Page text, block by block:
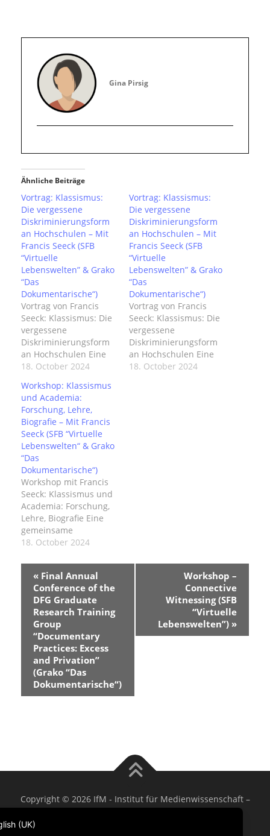
Gina Pirsig
Ähnliche Beiträge
Vortrag: Klassismus:
Die vergessene
Diskriminierungsform
an Hochschulen – Mit
Francis Seeck (SFB
“Virtuelle
Lebenswelten” & Grako
“Das
Dokumentarische“)
Vortrag von Francis
Seeck: Klassismus: Die
vergessene
Diskriminierungsform
an Hochschulen Eine
gemeinsame
1567 und des
Graduiertenkollegs
"Das Dokumentarische"
im Rahmen der Reihe
DOCareer
18. October 2024
Vortrag: Klassismus:
Die vergessene
Diskriminierungsform
an Hochschulen – Mit
Francis Seeck (SFB
“Virtuelle
Lebenswelten” & Grako
“Das
Dokumentarische“)
Vortrag von Francis
Seeck: Klassismus: Die
vergessene
Diskriminierungsform
an Hochschulen Eine
gemeinsame
18. October 2024
Workshop: Klassismus
und Academia:
Forschung, Lehre,
Biografie – Mit Francis
Seeck (SFB “Virtuelle
Lebenswelten“ & Grako
“Das
Dokumentarische“)
Workshop mit Francis
Seeck: Klassismus und
Academia: Forschung,
Lehre, Biografie Eine
gemeinsame
Veranstaltung des SFB
Graduiertenkollegs
"Das Dokumentarische"
im Rahmen der Reihe
DOCareer
18. October 2024
t
« Final Annual
Conference of the
DFG Graduate
Research Training
Group
“Documentary
Practices: Excess
and Privation”
(Grako “Das
Dokumentarische“)
Workshop –
Connective
Witnessing (SFB
“Virtuelle
Lebenswelten”) »
Copyright © 2026 IfM - Institut für Medienwissenschaft –
(UK)